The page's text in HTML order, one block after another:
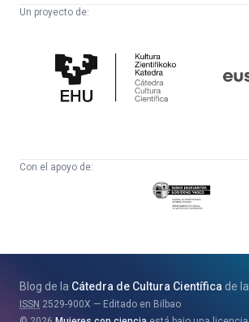
Un proyecto de:
Cultura
Científica
Con el apoyo de:
Eusko
Jaurlaritza
eta
Berrikuntza
Blog de la Cátedra de Cultura Científica de la
ISSN 2529-900X
Editado en Bilbao